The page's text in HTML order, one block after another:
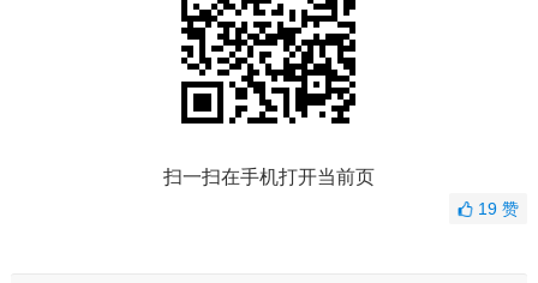
扫一扫在手机打开当前页
19赞